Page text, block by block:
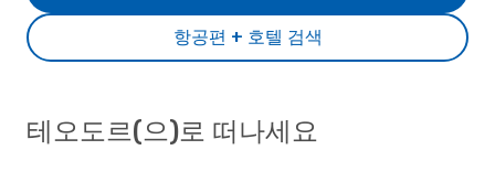
항공편 + 호텔 검색
테오도르(으)로 떠나세요